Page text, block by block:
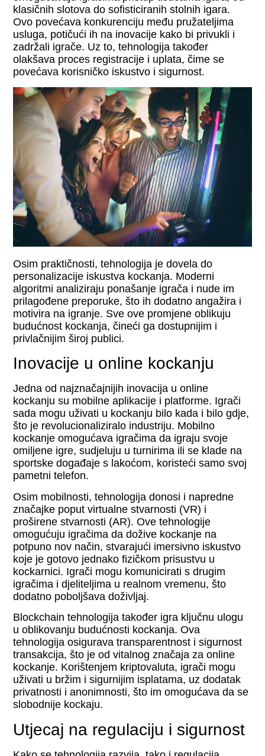
klasičnih slotova do sofisticiranih stolnih igara.
Ovo povećava konkurenciju među pružateljima
usluga, potičući ih na inovacije kako bi privukli i
zadržali igrače. Uz to, tehnologija također
olakšava proces registracije i uplata, čime se
povećava korisničko iskustvo i sigurnost.
Osim praktičnosti, tehnologija je dovela do
personalizacije iskustva kockanja. Moderni
algoritmi analiziraju ponašanje igrača i nude im
prilagođene preporuke, što ih dodatno angažira i
motivira na igranje. Sve ove promjene oblikuju
budućnost kockanja, čineći ga dostupnijim i
privlačnijim široj publici.
Inovacije u online kockanju
Jedna od najznačajnijih inovacija u online
kockanju su mobilne aplikacije i platforme. Igrači
sada mogu uživati u kockanju bilo kada i bilo gdje,
što je revolucionaliziralo industriju. Mobilno
kockanje omogućava igračima da igraju svoje
omiljene igre, sudjeluju u turnirima ili se klade na
sportske događaje s lakoćom, koristeći samo svoj
pametni telefon.
Osim mobilnosti, tehnologija donosi i napredne
značajke poput virtualne stvarnosti (VR) i
proširene stvarnosti (AR). Ove tehnologije
omogućuju igračima da dožive kockanje na
potpuno nov način, stvarajući imersivno iskustvo
koje je gotovo jednako fizičkom prisustvu u
kockarnici. Igrači mogu komunicirati s drugim
igračima i djeliteljima u realnom vremenu, što
dodatno poboljšava doživljaj.
Blockchain tehnologija također igra ključnu ulogu
u oblikovanju budućnosti kockanja. Ova
tehnologija osigurava transparentnost i sigurnost
transakcija, što je od vitalnog značaja za online
kockanje. Korištenjem kriptovaluta, igrači mogu
uživati u bržim i sigurnijim isplatama, uz dodatak
privatnosti i anonimnosti, što im omogućava da se
slobodnije kockaju.
Utjecaj na regulaciju i sigurnost